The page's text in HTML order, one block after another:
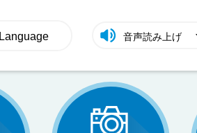
Language 音声読み上げ